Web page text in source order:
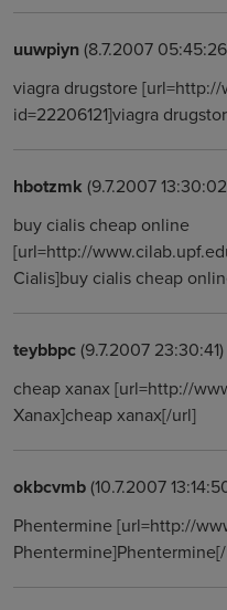
uuwpiyn(8.7.2007
viagra drugstore
id=22206121]viagra
hbotzmk (9.7.2007
buy cialis cheap online
[url=http://
Cialis]buy cialis cheap
teybbpc(9.7.2007 23:30:41)
cheap xanax [url=http://
Xanax]cheap xanax[/url]
okbcvmb(10.7.2007
Phentermine [url=http://